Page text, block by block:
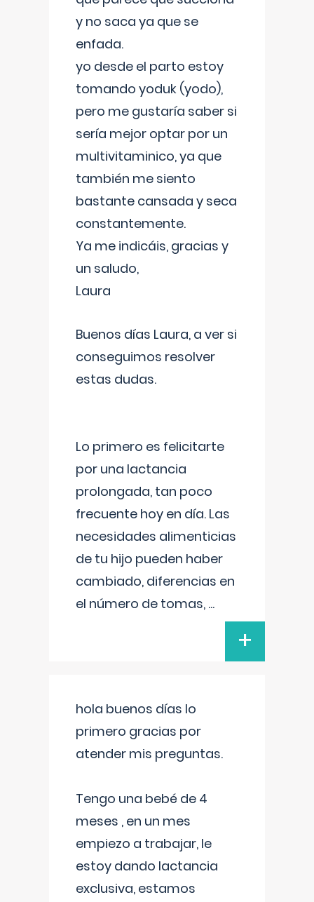
y no saca ya que se
enfada.
yo desde el parto estoy
tomando yoduk (yodo),
pero me gustaría saber si
sería mejor optar por un
multivitaminico, ya que
también me siento
bastante cansada y seca
constantemente.
Ya me indicáis, gracias y
un saludo,
Laura
Buenos días Laura, a ver si
conseguimos resolver
estas dudas.
Lo primero es felicitarte
por una lactancia
prolongada, tan poco
frecuente hoy en día. Las
necesidades alimenticias
de tu hijo pueden haber
cambiado, diferencias en
el número de tomas, ...
+
hola buenos días lo
primero gracias por
atender mis preguntas.
Tengo una bebé de 4
meses , en un mes
empiezo a trabajar, le
estoy dando lactancia
exclusiva, estamos